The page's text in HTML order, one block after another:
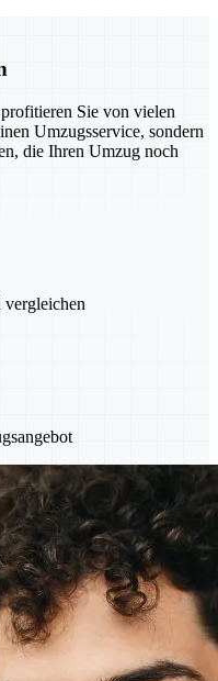
Sie von vielen
Umzugsservice, sondern
die Ihren Umzug noch